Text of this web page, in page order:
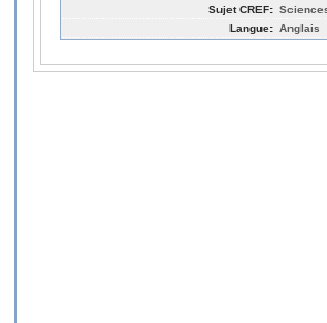
Sujet CREF:
Langue: Anglais